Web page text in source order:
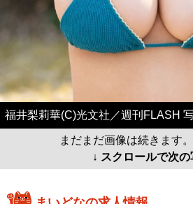
福井梨莉華(C)光文社／週刊FLASH
まだまだ画像は続きます
↓ スクロールで次の